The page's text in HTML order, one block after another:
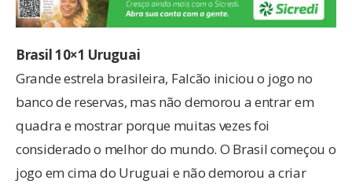
Brasil 10×1 Uruguai
Grande estrela brasileira, Falcão iniciou o jogo no
banco de reservas, mas não demorou a entrar em
quadra e mostrar porque muitas vezes foi
considerado o melhor do mundo. O Brasil começou o
jogo em cima do Uruguai e não demorou a criar